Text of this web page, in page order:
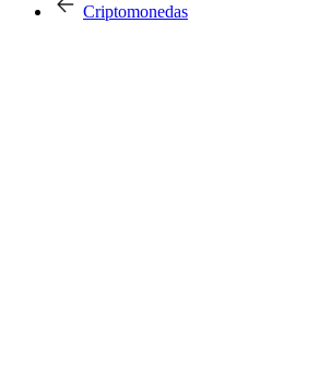
Criptomonedas